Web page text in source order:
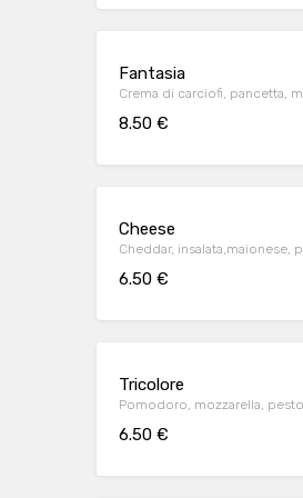
Fantasia
Crema di carciofi, pancetta,
8.50 €
Cheese
Cheddar, insalata,maionese,
6.50 €
Tricolore
Pomodoro, mozzarella,
6.50 €